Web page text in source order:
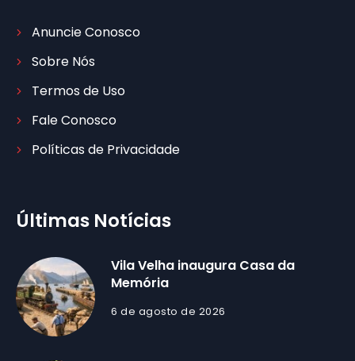
Anuncie Conosco
Sobre Nós
Termos de Uso
Fale Conosco
Políticas de Privacidade
Últimas Notícias
Vila Velha inaugura Casa da
Memória
6 de agosto de 2026